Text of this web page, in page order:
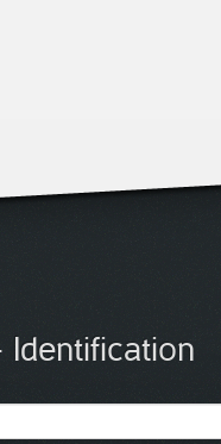
Identification